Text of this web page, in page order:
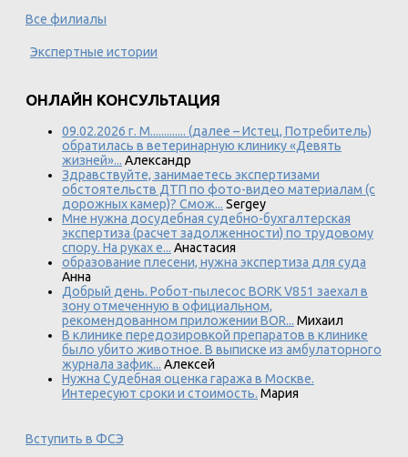
Все филиалы
Экспертные истории
ОНЛАЙН КОНСУЛЬТАЦИЯ
09.02.2026 г. М............. (далее – Истец, Потребитель)
обратилась в ветеринарную клинику «Девять
жизней»... Александр
Здравствуйте, занимаетесь экспертизами
обстоятельств ДТП по фото-видео материалам (с
дорожных камер)? Смож... Sergey
Мне нужна досудебная судебно-бухгалтерская
экспертиза (расчет задолженности) по трудовому
спору. На руках е... Анастасия
образование плесени, нужна экспертиза для суда
Анна
Добрый день. Робот-пылесос BORK V851 заехал в
зону отмеченную в официальном,
рекомендованном приложении BOR... Михаил
В клинике передозировкой препаратов в клинике
было убито животное. В выписке из амбулаторного
журнала зафик... Алексей
Нужна Судебная оценка гаража в Москве.
Интересуют сроки и стоимость. Мария
Вступить в ФСЭ